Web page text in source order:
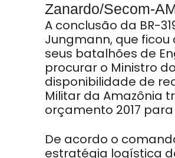
Zanardo/Secom-
A conclusão da BR-
Jungmann, que
seus batalhões de
procurar o Ministro
disponibilidade de
Militar da Amazônia
orçamento 2017 para
De acordo o
estratégia logística